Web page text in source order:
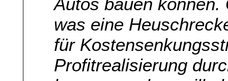
was eine
für
Profitrealisierung